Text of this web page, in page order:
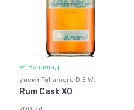
На склад
уиски Tullamore D.E.W.
Rum Cask XO